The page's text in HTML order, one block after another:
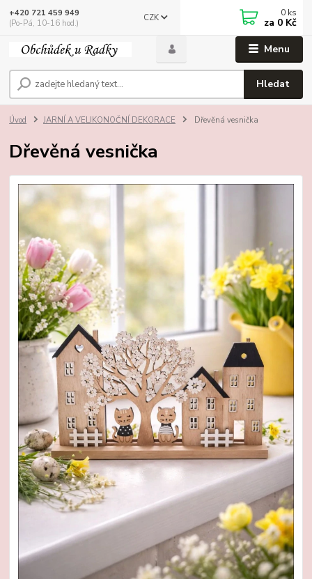
Menu
CZK
Hledat
+420 721 459 949
(Po-Pá, 10-16 hod.)
0 ks
za 0 Kč
Úvod JARNÍ A VELIKONOČNÍ DEKORACE Dřevěná vesnička
Dřevěná vesnička